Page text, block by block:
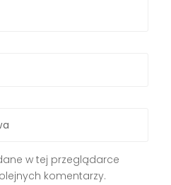
w tej przeglądarce
komentarzy.